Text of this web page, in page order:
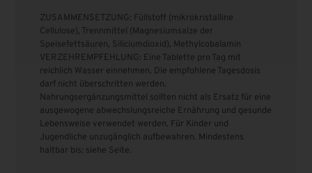
ZUSAMMENSETZUNG: Füllstoff (mikrokristalline
Cellulose), Trennmittel (Magnesiumsalze der
Speisefettsäuren, Siliciumdioxid), Methylcobalamin
VERZEHREMPFEHLUNG: Eine Tablette pro Tag mit
reichlich Wasser einnehmen. Die empfohlene Tagesdosis
darf nicht überschritten werden.
Nahrungsergänzungsmittel sollten nicht als Ersatz für eine
ausgewogene abwechslungsreiche Ernährung und gesunde
Lebensweise verwendet werden. Für Kinder und
Jugendliche unzugänglich aufbewahren. Mindestens
haltbar bis: siehe Seite.